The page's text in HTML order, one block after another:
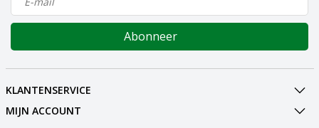
Abonneer
KLANTENSERVICE
MIJN ACCOUNT